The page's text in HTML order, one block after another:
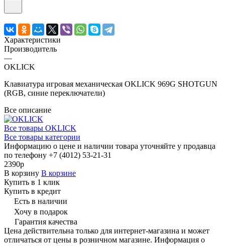
Характеристики
Производитель
—
OKLICK
Клавиатура игровая механическая OKLICK 969G SHOTGUN
(RGB, синие переключатели)
Все описание
Все товары OKLICK
Все товары категории
Информацию о цене и наличии товара уточняйте у продавца
по телефону +7 (4012) 53-21-31
2390р
В корзину В корзине
Купить в 1 клик
Купить в кредит
Есть в наличии
Хочу в подарок
Гарантия качества
Цена действительна только для интернет-магазина и может
отличаться от цены в розничном магазине. Информация о